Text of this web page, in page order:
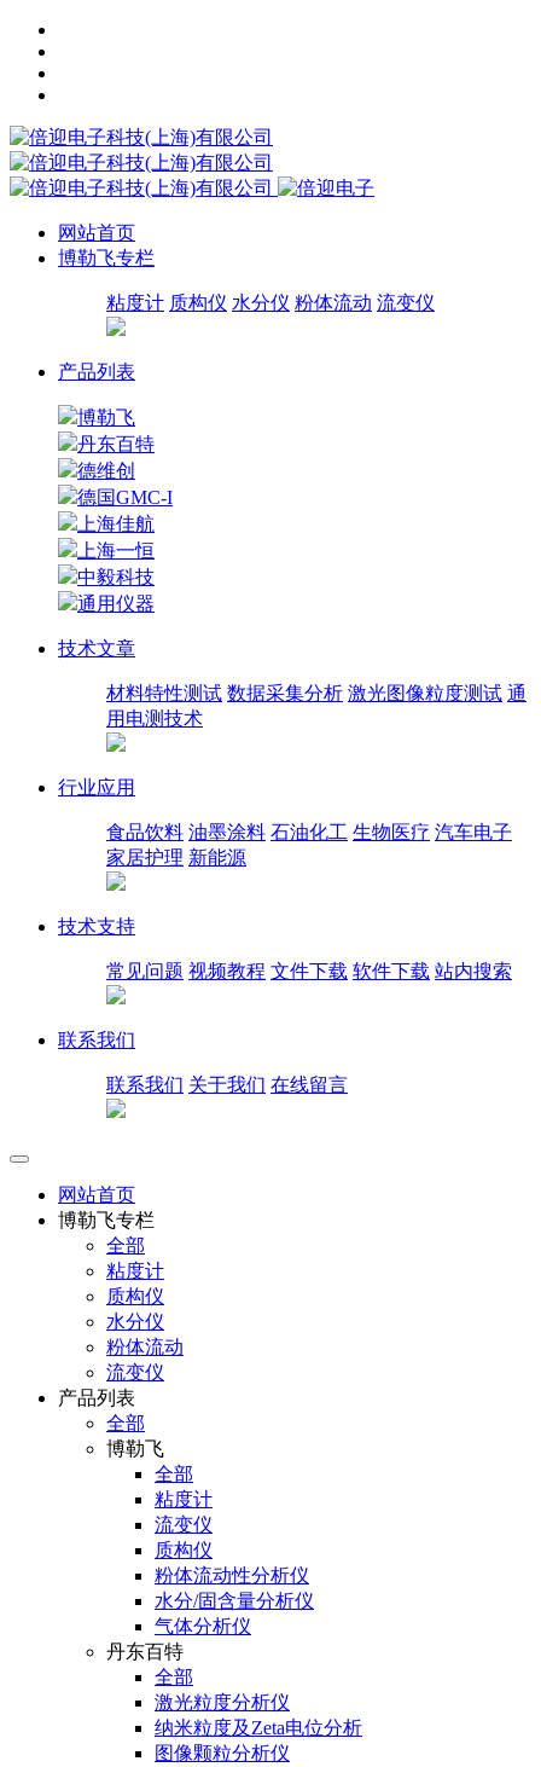
网站首页
博勒飞专栏
粘度计 质构仪 水分仪 粉体流动 流变仪
产品列表
博勒飞
丹东百特
德维创
德国GMC-I
上海佳航
上海一恒
中毅科技
通用仪器
技术文章
材料特性测试 数据采集分析 激光图像粒度测试 通
用电测技术
行业应用
食品饮料 油墨涂料 石油化工 生物医疗 汽车电子
家居护理 新能源
技术支持
常见问题 视频教程 文件下载 软件下载 站内搜索
联系我们
联系我们 关于我们 在线留言
网站首页
博勒飞专栏
全部
粘度计
质构仪
水分仪
粉体流动
流变仪
产品列表
全部
博勒飞
全部
粘度计
流变仪
质构仪
粉体流动性分析仪
水分/固含量分析仪
气体分析仪
丹东百特
全部
激光粒度分析仪
纳米粒度及Zeta电位分析
图像颗粒分析仪